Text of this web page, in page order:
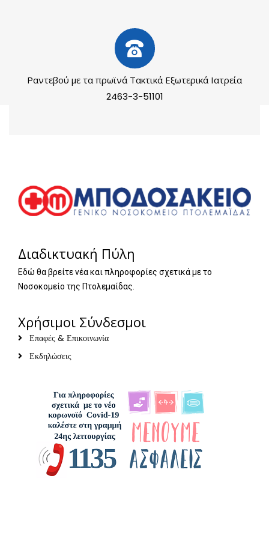
Ραντεβού με τα πρωϊνά Τακτικά Εξωτερικά Ιατρεία
2463-3-51101
Διαδικτυακή Πύλη
Εδώ θα βρείτε νέα και πληροφορίες σχετικά με το
Νοσοκομείο της Πτολεμαίδας.
Χρήσιμοι Σύνδεσμοι
Επαφές & Επικοινωνία
Εκδηλώσεις